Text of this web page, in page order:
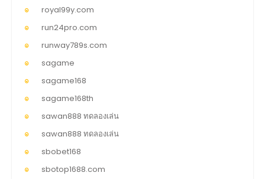
royal99y.com
run24pro.com
runway789s.com
sagame
sagame168
sagame168th
sawan888 ทดลองเล่น
sawan888 ทดลองเล่น
sbobet168
sbotop1688.com